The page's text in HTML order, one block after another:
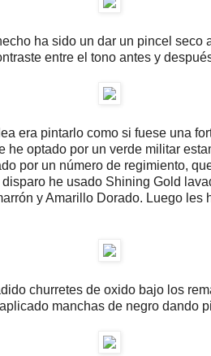
ha sido un dar un pincel seco
entre el tono antes y
era pintarlo como si fuese una
optado por un verde militar
por un número de regimiento,
he usado Shining Gold
y Amarillo Dorado. Luego
churretes de oxido bajo los
manchas de negro dando